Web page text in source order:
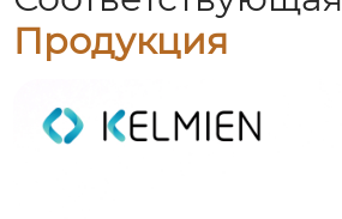
Продукция